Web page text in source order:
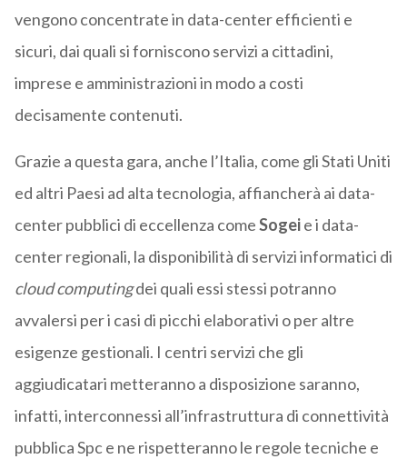
vengono concentrate in data-center efficienti e
sicuri, dai quali si forniscono servizi a cittadini,
imprese e amministrazioni in modo a costi
decisamente contenuti.
Grazie a questa gara, anche l’Italia, come gli Stati Uniti
ed altri Paesi ad alta tecnologia, affiancherà ai data-
center pubblici di eccellenza comeSogeie i data-
center regionali, la disponibilità di servizi informatici di
cloud computingdei quali essi stessi potranno
avvalersi per i casi di picchi elaborativi o per altre
esigenze gestionali. I centri servizi che gli
aggiudicatari metteranno a disposizione saranno,
infatti, interconnessi all’infrastruttura di connettività
pubblica Spc e ne rispetteranno le regole tecniche e